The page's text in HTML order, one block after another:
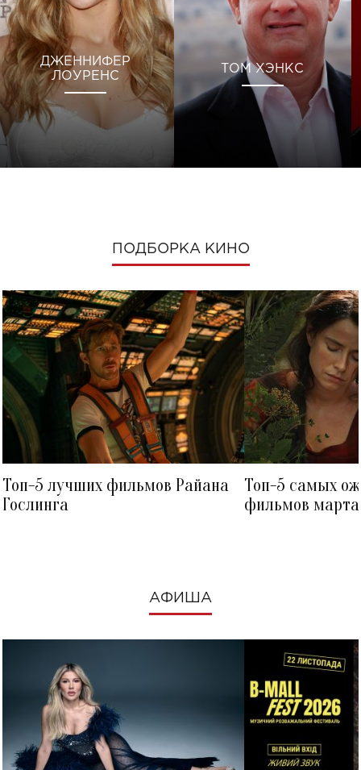
ДЖЕННИФЕР
ЛОУРЕНС
ТОМ ХЭНКС
ПОДБОРКА КИНО
Топ-5 лучших фильмов Райана
Гослинга
Топ-5 самых
фильмов
АФИША